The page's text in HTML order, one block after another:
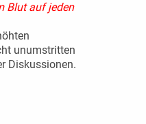
Blut auf jeden
unumstritten
Diskussionen.